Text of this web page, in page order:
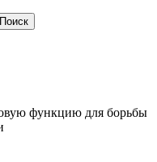
функцию для борьбы